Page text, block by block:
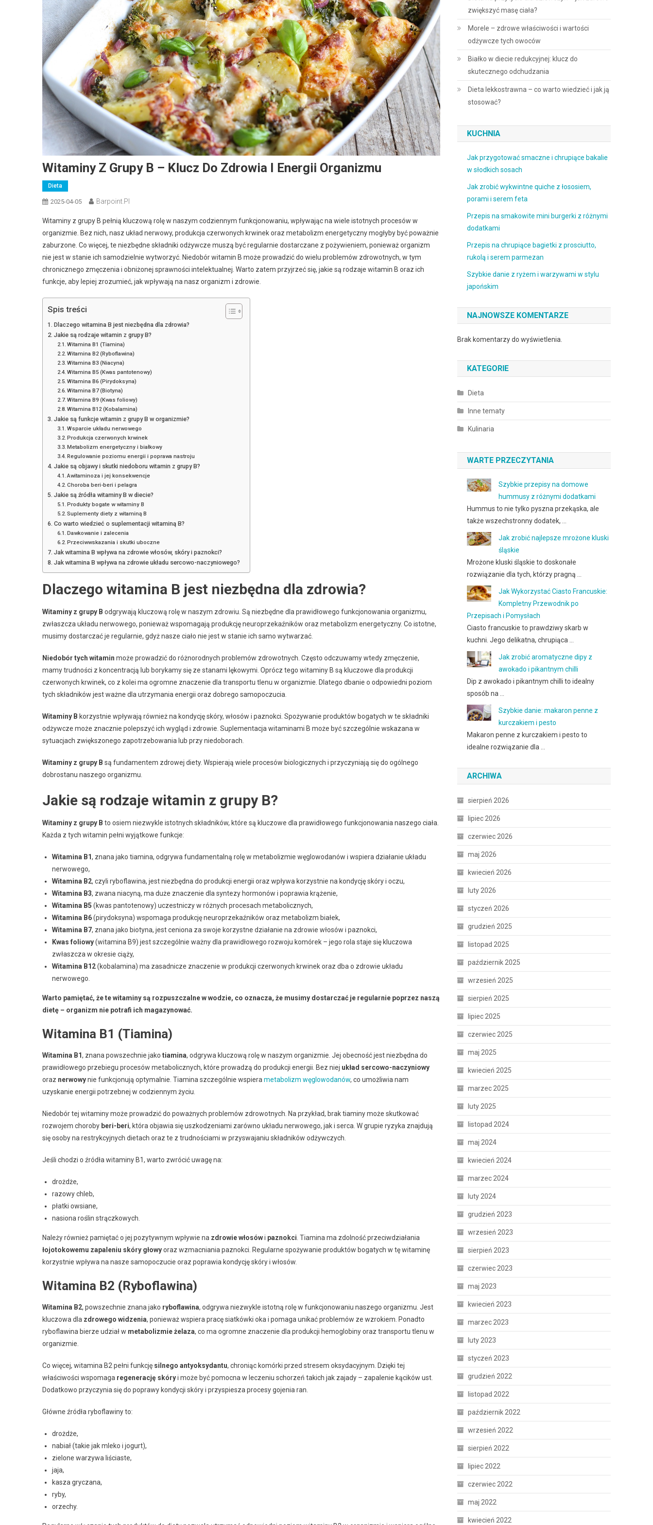
Witaminy Z Grupy B – Klucz Do Zdrowia I Energii Organizmu
Dieta
2025-04-05 Barpoint.pl
Witaminy z grupy B pełnią kluczową rolę w naszym codziennym funkcjonowaniu, wpływając na wiele istotnych procesów w
organizmie. Bez nich, nasz układ nerwowy, produkcja czerwonych krwinek oraz metabolizm energetyczny mogłyby być poważnie
zaburzone. Co więcej, te niezbędne składniki odżywcze muszą być regularnie dostarczane z pożywieniem, ponieważ organizm
nie jest w stanie ich samodzielnie wytworzyć. Niedobór witamin B może prowadzić do wielu problemów zdrowotnych, w tym
chronicznego zmęczenia i obniżonej sprawności intelektualnej. Warto zatem przyjrzeć się, jakie są rodzaje witamin B oraz ich
funkcje, aby lepiej zrozumieć, jak wpływają na nasz organizm i zdrowie.
Spis treści
Dlaczego witamina B jest niezbędna dla zdrowia?
Jakie są rodzaje witamin z grupy B?
Witamina B1 (Tiamina)
Witamina B2 (Ryboflawina)
Witamina B3 (Niacyna)
Witamina B5 (Kwas pantotenowy)
Witamina B6 (Pirydoksyna)
Witamina B7 (Biotyna)
Witamina B9 (Kwas foliowy)
Witamina B12 (Kobalamina)
Jakie są funkcje witamin z grupy B w organizmie?
Wsparcie układu nerwowego
Produkcja czerwonych krwinek
Metabolizm energetyczny i białkowy
Regulowanie poziomu energii i poprawa nastroju
Jakie są objawy i skutki niedoboru witamin z grupy B?
Awitaminoza i jej konsekwencje
Choroba beri-beri i pelagra
Jakie są źródła witaminy B w diecie?
Produkty bogate w witaminy B
Suplementy diety z witaminą B
Co warto wiedzieć o suplementacji witaminą B?
Dawkowanie i zalecenia
Przeciwwskazania i skutki uboczne
Jak witamina B wpływa na zdrowie włosów, skóry i paznokci?
Jak witamina B wpływa na zdrowie układu sercowo-naczyniowego?
Dlaczego witamina B jest niezbędna dla zdrowia?
Witaminy z grupy B odgrywają kluczową rolę w naszym zdrowiu. Są niezbędne dla prawidłowego funkcjonowania organizmu,
zwłaszcza układu nerwowego, ponieważ wspomagają produkcję neuroprzekaźników oraz metabolizm energetyczny. Co istotne,
musimy dostarczać je regularnie, gdyż nasze ciało nie jest w stanie ich samo wytwarzać.
Niedobór tych witamin może prowadzić do różnorodnych problemów zdrowotnych. Często odczuwamy wtedy zmęczenie,
mamy trudności z koncentracją lub borykamy się ze stanami lękowymi. Oprócz tego witaminy B są kluczowe dla produkcji
czerwonych krwinek, co z kolei ma ogromne znaczenie dla transportu tlenu w organizmie. Dlatego dbanie o odpowiedni poziom
tych składników jest ważne dla utrzymania energii oraz dobrego samopoczucia.
Witaminy B korzystnie wpływają również na kondycję skóry, włosów i paznokci. Spożywanie produktów bogatych w te składniki
odżywcze może znacznie polepszyć ich wygląd i zdrowie. Suplementacja witaminami B może być szczególnie wskazana w
sytuacjach zwiększonego zapotrzebowania lub przy niedoborach.
Witaminy z grupy B są fundamentem zdrowej diety. Wspierają wiele procesów biologicznych i przyczyniają się do ogólnego
dobrostanu naszego organizmu.
Jakie są rodzaje witamin z grupy B?
Witaminy z grupy B to osiem niezwykle istotnych składników, które są kluczowe dla prawidłowego funkcjonowania naszego ciała.
Każda z tych witamin pełni wyjątkowe funkcje:
Witamina B1, znana jako tiamina, odgrywa fundamentalną rolę w metabolizmie węglowodanów i wspiera działanie układu
nerwowego,
Witamina B2, czyli ryboflawina, jest niezbędna do produkcji energii oraz wpływa korzystnie na kondycję skóry i oczu,
Witamina B3, zwana niacyną, ma duże znaczenie dla syntezy hormonów i poprawia krążenie,
Witamina B5 (kwas pantotenowy) uczestniczy w różnych procesach metabolicznych,
Witamina B6(pirydoksyna) wspomaga produkcję neuroprzekaźników oraz metabolizm białek,
Witamina B7, znana jako biotyna, jest ceniona za swoje korzystne działanie na zdrowie włosów i paznokci,
Kwas foliowy(witamina B9) jest szczególnie ważny dla prawidłowego rozwoju komórek – jego rola staje się kluczowa
zwłaszcza w okresie ciąży,
Witamina B12(kobalamina) ma zasadnicze znaczenie w produkcji czerwonych krwinek oraz dba o zdrowie układu
nerwowego.
Warto pamiętać, że te witaminy są rozpuszczalne w wodzie, co oznacza, że musimy dostarczać je regularnie poprzez naszą
dietę – organizm nie potrafi ich magazynować.
Witamina B1 (Tiamina)
Witamina B1, znana powszechnie jako tiamina, odgrywa kluczową rolę w naszym organizmie. Jej obecność jest niezbędna do
prawidłowego przebiegu procesów metabolicznych, które prowadzą do produkcji energii. Bez niej układ sercowo-naczyniowy
oraz nerwowynie funkcjonują optymalnie. Tiamina szczególnie wspiera metabolizm węglowodanów, co umożliwia nam
uzyskanie energii potrzebnej w codziennym życiu.
Niedobór tej witaminy może prowadzić do poważnych problemów zdrowotnych. Na przykład, brak tiaminy może skutkować
rozwojem choroby beri-beri, która objawia się uszkodzeniami zarówno układu nerwowego, jak i serca. W grupie ryzyka znajdują
się osoby na restrykcyjnych dietach oraz te z trudnościami w przyswajaniu składników odżywczych.
Jeśli chodzi o źródła witaminy B1, warto zwrócić uwagę na:
drożdże,
razowy chleb,
płatki owsiane,
nasiona roślin strączkowych.
Należy również pamiętać o jej pozytywnym wpływie na zdrowie włosówi paznokci . Tiamina ma zdolność przeciwdziałania
łojotokowemu zapaleniu skóry głowyoraz wzmacniania paznokci. Regularne spożywanie produktów bogatych w tę witaminę
korzystnie wpływa na nasze samopoczucie oraz poprawia kondycję skóry i włosów.
Witamina B2 (Ryboflawina)
Witamina B2, powszechnie znana jako ryboflawina, odgrywa niezwykle istotną rolę w funkcjonowaniu naszego organizmu. Jest
kluczowa dla zdrowego widzenia, ponieważ wspiera pracę siatkówki oka i pomaga unikać problemów ze wzrokiem. Ponadto
ryboflawina bierze udział w metabolizmie żelaza, co ma ogromne znaczenie dla produkcji hemoglobiny oraz transportu tlenu w
organizmie.
Co więcej, witamina B2 pełni funkcję silnego antyoksydantu, chroniąc komórki przed stresem oksydacyjnym. Dzięki tej
właściwości wspomaga regenerację skóryi może być pomocna w leczeniu schorzeń takich jak zajady – zapalenie kącików ust.
Dodatkowo przyczynia się do poprawy kondycji skóry i przyspiesza procesy gojenia ran.
Główne źródła ryboflawiny to:
drożdże,
nabiał (takie jak mleko i jogurt),
zielone warzywa liściaste,
jaja,
kasza gryczana,
ryby,
orzechy.
zwiększyć masę ciała?
Morele – zdrowe właściwości i wartości
odżywcze tych owoców
Białko w diecie redukcyjnej: klucz do
skutecznego odchudzania
Dieta lekkostrawna – co warto wiedzieć i jak ją
stosować?
KUCHNIA
Jak przygotować smaczne i chrupiące bakalie
w słodkich sosach
Jak zrobić wykwintne quiche z łososiem,
porami i serem feta
Przepis na smakowite mini burgerki z różnymi
dodatkami
Przepis na chrupiące bagietki z prosciutto,
rukolą i serem parmezan
Szybkie danie z ryżem i warzywami w stylu
japońskim
NAJNOWSZE KOMENTARZE
Brak komentarzy do wyświetlenia.
KATEGORIE
Dieta
Inne tematy
Kulinaria
WARTE PRZECZYTANIA
Szybkie przepisy na domowe
hummusy z różnymi dodatkami
Hummus to nie tylko pyszna przekąska, ale
także wszechstronny dodatek, …
Jak zrobić najlepsze mrożone kluski
śląskie
Mrożone kluski śląskie to doskonałe
rozwiązanie dla tych, którzy pragną …
Jak Wykorzystać Ciasto Francuskie:
Kompletny Przewodnik po
Przepisach i Pomysłach
Ciasto francuskie to prawdziwy skarb w
kuchni. Jego delikatna, chrupiąca …
Jak zrobić aromatyczne dipy z
awokado i pikantnym chilli
Dip z awokado i pikantnym chilli to idealny
sposób na …
Szybkie danie: makaron penne z
kurczakiem i pesto
Makaron penne z kurczakiem i pesto to
idealne rozwiązanie dla …
ARCHIWA
sierpień 2026
lipiec 2026
czerwiec 2026
maj 2026
kwiecień 2026
luty 2026
styczeń 2026
grudzień 2025
listopad 2025
październik 2025
wrzesień 2025
sierpień 2025
lipiec 2025
czerwiec 2025
maj 2025
kwiecień 2025
marzec 2025
luty 2025
listopad 2024
maj 2024
kwiecień 2024
marzec 2024
luty 2024
grudzień 2023
wrzesień 2023
sierpień 2023
czerwiec 2023
maj 2023
kwiecień 2023
marzec 2023
luty 2023
styczeń 2023
grudzień 2022
listopad 2022
październik 2022
wrzesień 2022
sierpień 2022
lipiec 2022
czerwiec 2022
maj 2022
kwiecień 2022